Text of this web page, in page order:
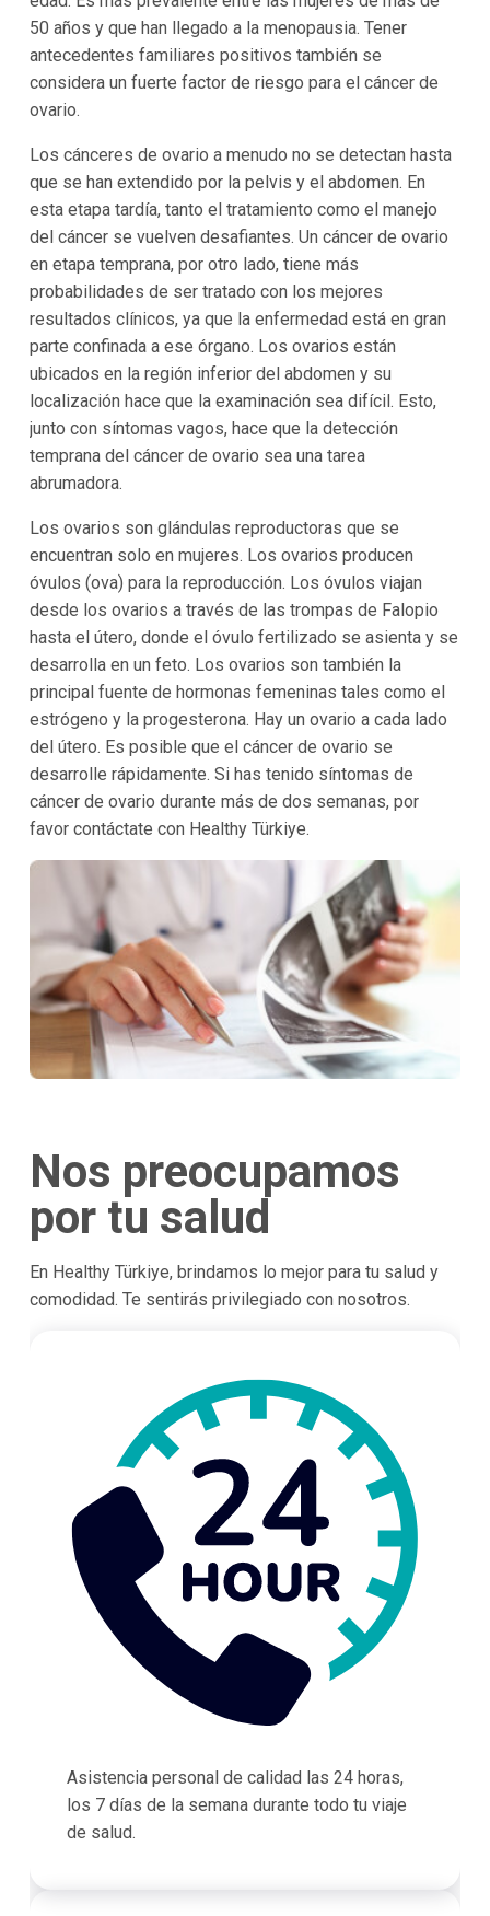
50 años y que han llegado a la menopausia. Tener
antecedentes familiares positivos también se
considera un fuerte factor de riesgo para el cáncer de
ovario.
Los cánceres de ovario a menudo no se detectan hasta
que se han extendido por la pelvis y el abdomen. En
esta etapa tardía, tanto el tratamiento como el manejo
del cáncer se vuelven desafiantes. Un cáncer de ovario
en etapa temprana, por otro lado, tiene más
probabilidades de ser tratado con los mejores
resultados clínicos, ya que la enfermedad está en gran
parte confinada a ese órgano. Los ovarios están
ubicados en la región inferior del abdomen y su
localización hace que la examinación sea difícil. Esto,
junto con síntomas vagos, hace que la detección
temprana del cáncer de ovario sea una tarea
abrumadora.
Los ovarios son glándulas reproductoras que se
encuentran solo en mujeres. Los ovarios producen
óvulos (ova) para la reproducción. Los óvulos viajan
desde los ovarios a través de las trompas de Falopio
hasta el útero, donde el óvulo fertilizado se asienta y se
desarrolla en un feto. Los ovarios son también la
principal fuente de hormonas femeninas tales como el
estrógeno y la progesterona. Hay un ovario a cada lado
del útero. Es posible que el cáncer de ovario se
desarrolle rápidamente. Si has tenido síntomas de
cáncer de ovario durante más de dos semanas, por
favor contáctate con Healthy Türkiye.
Nos preocupamos
por tu salud
En Healthy Türkiye, brindamos lo mejor para tu salud y
comodidad. Te sentirás privilegiado con nosotros.
Asistencia personal de calidad las 24 horas,
los 7 días de la semana durante todo tu viaje
de salud.